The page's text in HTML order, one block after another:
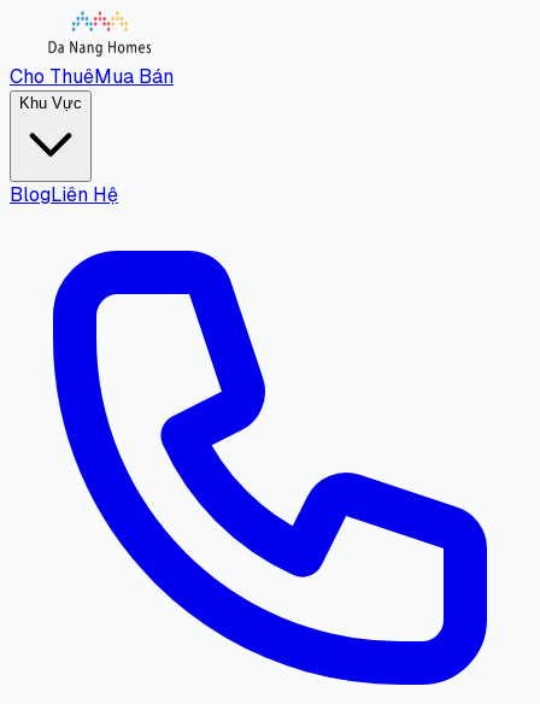
Cho ThuêMua Bán
Khu Vực
BlogLiên Hệ